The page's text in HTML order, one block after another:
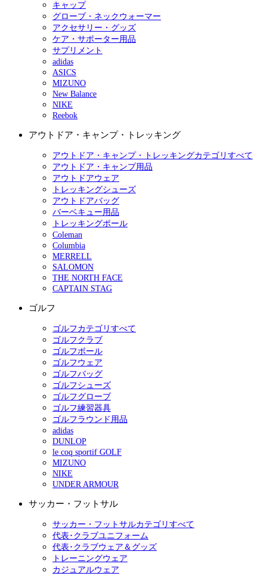
キャップ
グローブ・ネックウォーマー
アクセサリー・グッズ
ケア・サポーター用品
サプリメント
adidas
ASICS
MIZUNO
New Balance
NIKE
Reebok
アウトドア・キャンプ・トレッキング
アウトドア・キャンプ・トレッキングカテゴリすべて
アウトドア・キャンプ用品
アウトドアウェア
トレッキングシューズ
アウトドアバッグ
バーベキュー用品
トレッキングポール
Coleman
Columbia
MERRELL
SALOMON
THE NORTH FACE
CAPTAIN STAG
ゴルフ
ゴルフカテゴリすべて
ゴルフクラブ
ゴルフボール
ゴルフウェア
ゴルフバッグ
ゴルフシューズ
ゴルフグローブ
ゴルフ練習器具
ゴルフラウンド用品
adidas
DUNLOP
le coq sportif GOLF
MIZUNO
NIKE
UNDER ARMOUR
サッカー・フットサル
サッカー・フットサルカテゴリすべて
代表･クラブユニフォーム
代表･クラブウェア＆グッズ
トレーニングウェア
カジュアルウェア